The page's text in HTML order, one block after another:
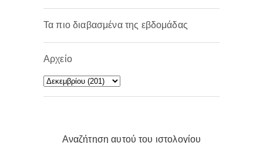
Τα πιο διαβασμένα της εβδομάδας
Αρχείο
Αναζήτηση αυτού του ιστολογίου